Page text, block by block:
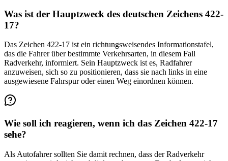
Was ist der Hauptzweck des deutschen Zeichens 422-
17?
Das Zeichen 422-17 ist ein richtungsweisendes Informationstafel,
das die Fahrer über bestimmte Verkehrsarten, in diesem Fall
Radverkehr, informiert. Sein Hauptzweck ist es, Radfahrer
anzuweisen, sich so zu positionieren, dass sie nach links in eine
ausgewiesene Fahrspur oder einen Weg einordnen können.
Wie soll ich reagieren, wenn ich das Zeichen 422-17
sehe?
Als Autofahrer sollten Sie damit rechnen, dass der Radverkehr